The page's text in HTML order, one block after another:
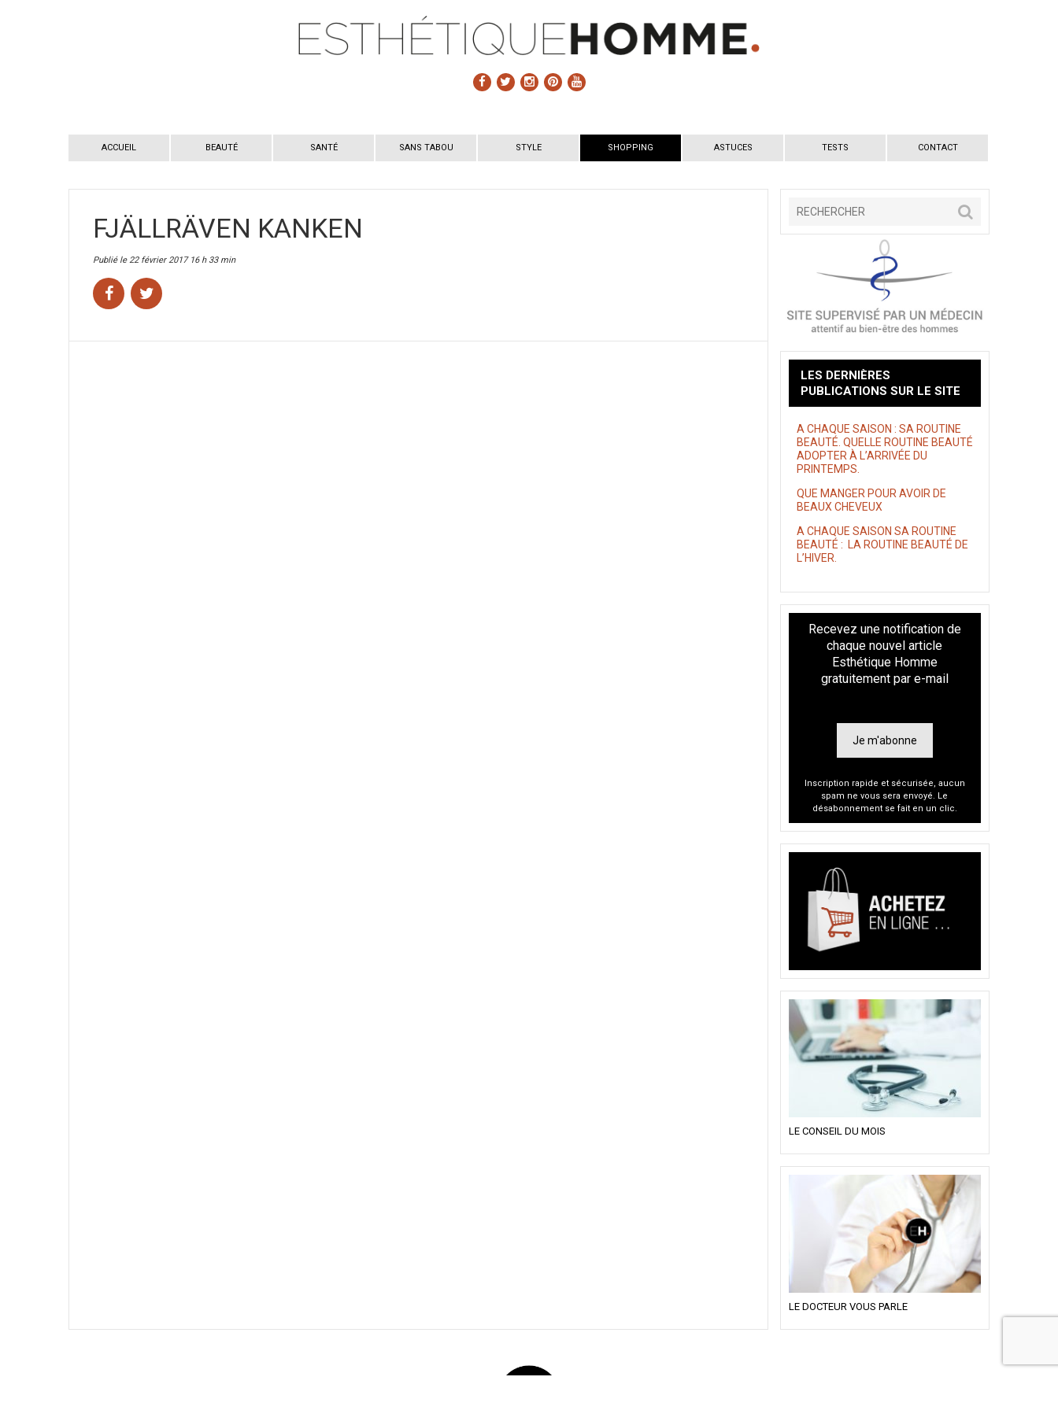
ACCUEIL BEAUTÉ SANTÉ SANS TABOU STYLE SHOPPING ASTUCES TESTS CONTACT
FJÄLLRÄVEN KANKEN
Publié le 22 février 2017 16 h 33 min
LES DERNIÈRES
PUBLICATIONS SUR LE SITE
A CHAQUE SAISON : SA ROUTINE
BEAUTÉ. QUELLE ROUTINE BEAUTÉ
ADOPTER À L’ARRIVÉE DU
PRINTEMPS.
QUE MANGER POUR AVOIR DE
BEAUX CHEVEUX
A CHAQUE SAISON SA ROUTINE
BEAUTÉ : LA ROUTINE BEAUTÉ DE
L’HIVER.
Recevez une notification de
chaque nouvel article
Esthétique Homme
gratuitement par e-mail
Je m'abonne
Inscription rapide et sécurisée, aucun
spam ne vous sera envoyé. Le
désabonnement se fait en un clic.
LE CONSEIL DU MOIS
LE DOCTEUR VOUS PARLE